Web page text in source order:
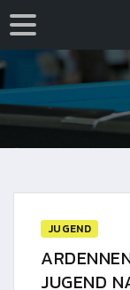
JUGEND
JUGEND